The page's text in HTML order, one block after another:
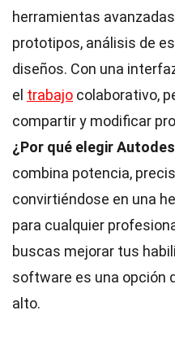
herramientas
prototipos, análisis de
diseños. Con una
el trabajo colaborativo,
compartir y modificar
¿Por qué elegir
combina potencia,
convirtiéndose en una
para cualquier
buscas mejorar tus
software es una opción
alto.